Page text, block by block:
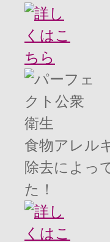
食物アレル
除去によっ
た！